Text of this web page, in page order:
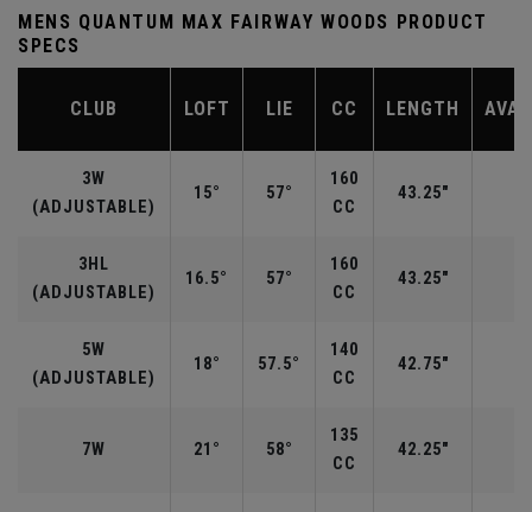
MENS QUANTUM MAX FAIRWAY WOODS PRODUCT
SPECS
CLUB LOFT LIE CC LENGTH
3W
(ADJUSTABLE)
15° 57°
160
CC
43.25"
3HL
(ADJUSTABLE)
16.5° 57°
160
CC
43.25"
5W
(ADJUSTABLE)
18° 57.5°
140
CC
42.75"
7W 21° 58°
135
CC
42.25"